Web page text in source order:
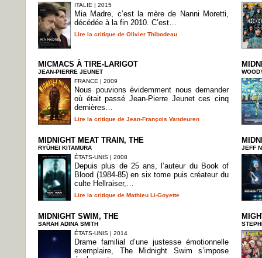
ITALIE | 2015
Mia Madre, c’est la mère de Nanni Moretti,
décédée à la fin 2010. C’est…
Lire la critique de Olivier Thibodeau
MICMACS À TIRE-LARIGOT
JEAN-PIERRE JEUNET
FRANCE | 2009
Nous pouvions évidemment nous demander
où était passé Jean-Pierre Jeunet ces cinq
dernières…
Lire la critique de Jean-François Vandeuren
MIDNIGHT MEAT TRAIN, THE
RYŪHEI KITAMURA
ÉTATS-UNIS | 2008
Depuis plus de 25 ans, l’auteur du Book of
Blood (1984-85) en six tome puis créateur du
culte Hellraiser,…
Lire la critique de Mathieu Li-Goyette
JEFF
MIDNIGHT SWIM, THE
SARAH ADINA SMITH
ÉTATS-UNIS | 2014
Drame familial d’une justesse émotionnelle
exemplaire, The Midnight Swim s’impose